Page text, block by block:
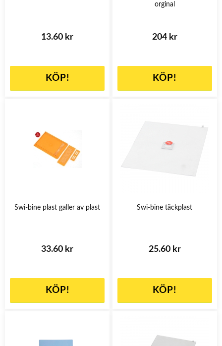
13.60 kr
KÖP!
orginal
204 kr
KÖP!
Swi-bine plast galler av plast
33.60 kr
KÖP!
Swi-bine täckplast
25.60 kr
KÖP!